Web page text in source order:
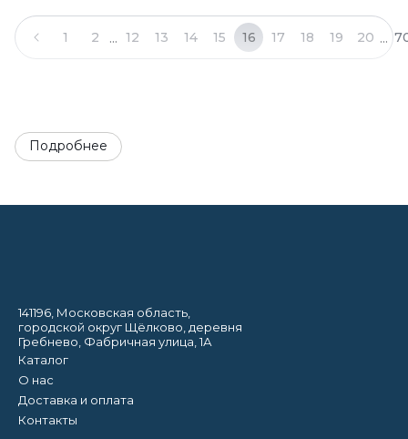
1 2 ... 12 13 14 15 16 17 18 19 20 ...
Подробнее
141196, Московская область,
городской округ Щёлково, деревня
Гребнево, Фабричная улица, 1А
Каталог
О нас
Доставка и оплата
Контакты